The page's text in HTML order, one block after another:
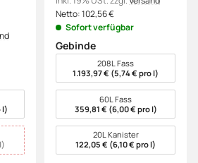
l)
Netto:102,56€
Sofort verfügbar
Gebinde
wählen 208L Fass
1.193,97 € (5,74 € pro l)
60L Fass
359,81 € (6,00 € pro l)
20L Kanister
122,05 € (6,10 € pro l)